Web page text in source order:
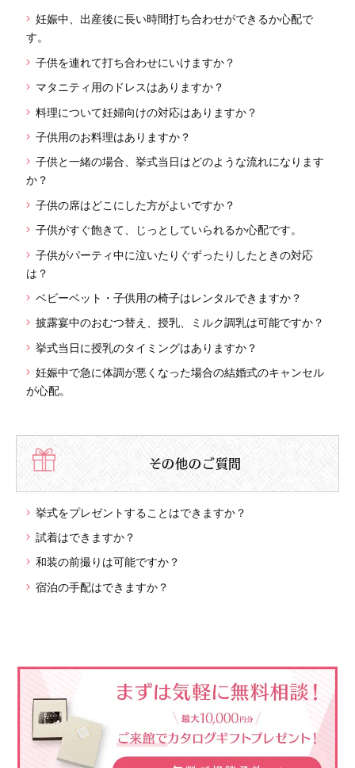
妊娠中、出産後に長い時間打ち合わせができるか心配で
す。
子供を連れて打ち合わせにいけますか？
マタニティ用のドレスはありますか？
料理について妊婦向けの対応はありますか？
子供用のお料理はありますか？
子供と一緒の場合、挙式当日はどのような流れになります
か？
子供の席はどこにした方がよいですか？
子供がすぐ飽きて、じっとしていられるか心配です。
子供がパーティ中に泣いたりぐずったりしたときの対応
は？
ベビーベット・子供用の椅子はレンタルできますか？
披露宴中のおむつ替え、授乳、ミルク調乳は可能ですか？
挙式当日に授乳のタイミングはありますか？
妊娠中で急に体調が悪くなった場合の結婚式のキャンセル
が心配。
その他のご質問
挙式をプレゼントすることはできますか？
試着はできますか？
和装の前撮りは可能ですか？
宿泊の手配はできますか？